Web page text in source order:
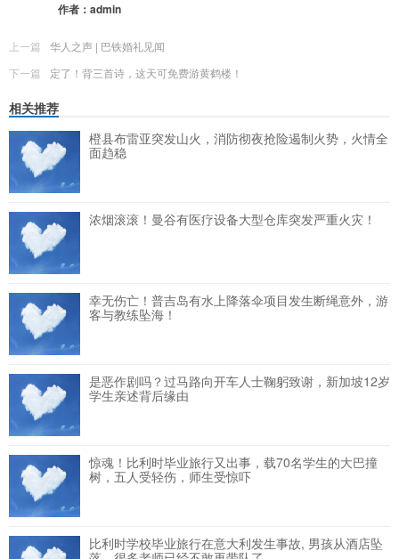
作者： admin
上一篇
华人之声 | 巴铁婚礼见闻
下一篇
定了！背三首诗，这天可免费游黄鹤楼！
相关推荐
橙县布雷亚突发山火，消防彻夜抢险遏制火势，火情全
面趋稳
浓烟滚滚！曼谷有医疗设备大型仓库突发严重火灾！
幸无伤亡！普吉岛有水上降落伞项目发生断绳意外，游
客与教练坠海！
是恶作剧吗？过马路向开车人士鞠躬致谢，新加坡12岁
学生亲述背后缘由
惊魂！比利时毕业旅行又出事，载70名学生的大巴撞
树，五人受轻伤，师生受惊吓
比利时学校毕业旅行在意大利发生事故, 男孩从酒店坠